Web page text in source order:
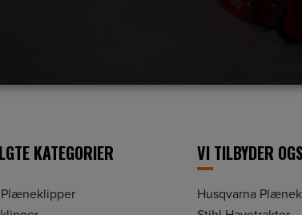
KATEGORIER VI TILBYDER
Husqvarna